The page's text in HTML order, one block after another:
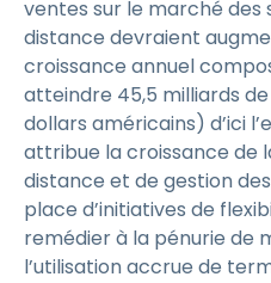
ventes sur le marché des
distance devraient
croissance annuel
atteindre 45,5 milliards
dollars américains) d’ici
attribue la croissance de
distance et de gestion
place d’initiatives de
remédier à la pénurie de
l’utilisation accrue de